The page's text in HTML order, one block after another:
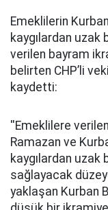
Emeklilerin
kaygılardan
verilen bayram
belirten CHP’li
kaydetti:
''Emeklilere
Ramazan ve
kaygılardan
sağlayacak
yaklaşan Kurban